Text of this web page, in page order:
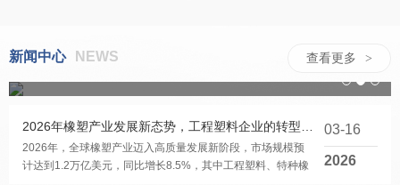
新闻中心 NEWS 查看更多 >
广州市场动态
2026年橡塑产业发展新态势，工程塑料企业的转型与突围之路
2026年，全球橡塑产业迈入高质量发展新阶段，市场规模预
计达到1.2万亿美元，同比增长8.5%，其中工程塑料、特种橡
03-16
2026